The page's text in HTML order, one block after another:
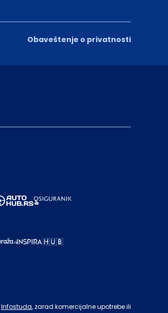
Obaveštenje o privatnosti
Infostuda, zarad komercijalne upotrebe ili